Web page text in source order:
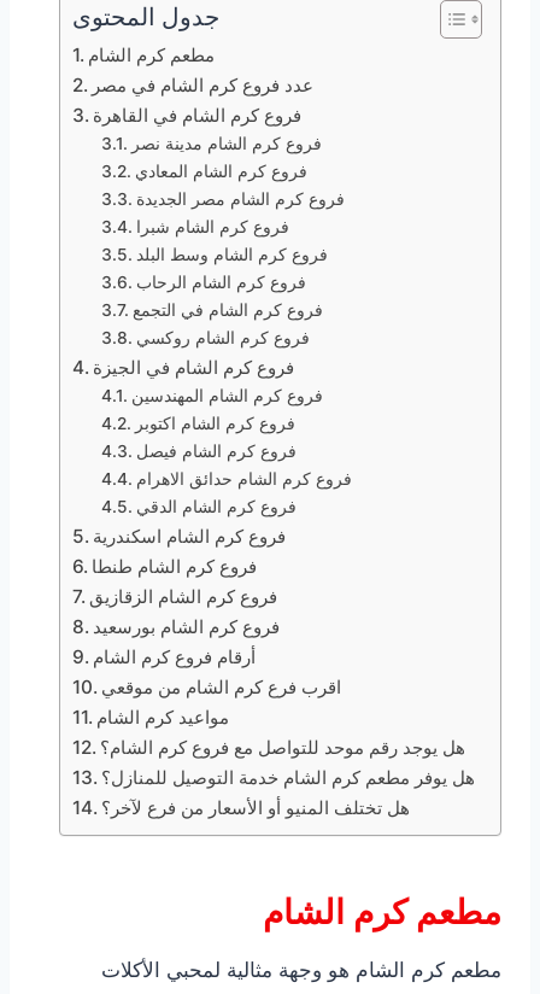
جدول المحتوى
مطعم كرم الشام
عدد فروع كرم الشام في مصر
فروع كرم الشام في القاهرة
فروع كرم الشام مدينة نصر
فروع كرم الشام المعادي
فروع كرم الشام مصر الجديدة
فروع كرم الشام شبرا
فروع كرم الشام وسط البلد
فروع كرم الشام الرحاب
فروع كرم الشام في التجمع
فروع كرم الشام روكسي
فروع كرم الشام في الجيزة
فروع كرم الشام المهندسين
فروع كرم الشام اكتوبر
فروع كرم الشام فيصل
فروع كرم الشام حدائق الاهرام
فروع كرم الشام الدقي
فروع كرم الشام اسكندرية
فروع كرم الشام طنطا
فروع كرم الشام الزقازيق
فروع كرم الشام بورسعيد
أرقام فروع كرم الشام
اقرب فرع كرم الشام من موقعي
مواعيد كرم الشام
هل يوجد رقم موحد للتواصل مع فروع كرم الشام؟
هل يوفر مطعم كرم الشام خدمة التوصيل للمنازل؟
هل تختلف المنيو أو الأسعار من فرع لآخر؟
مطعم كرم الشام
مطعم كرم الشام هو وجهة مثالية لمحبي الأكلات